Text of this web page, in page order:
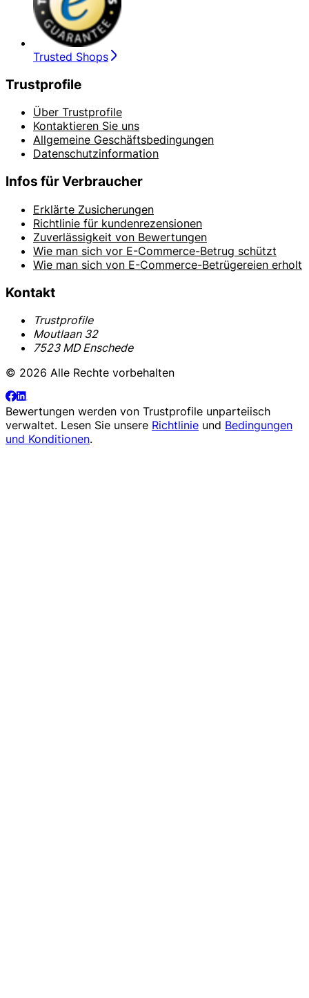
Trusted Shops
Trustprofile
Über Trustprofile
Kontaktieren Sie uns
Allgemeine Geschäftsbedingungen
Datenschutzinformation
Infos für Verbraucher
Erklärte Zusicherungen
Richtlinie für kundenrezensionen
Zuverlässigkeit von Bewertungen
Wie man sich vor E-Commerce-Betrug schützt
Wie man sich von E-Commerce-Betrügereien erholt
Kontakt
Trustprofile
Moutlaan 32
7523 MD Enschede
© 2026 Alle Rechte vorbehalten
Bewertungen werden von Trustprofile unparteiisch
verwaltet. Lesen Sie unsere Richtlinie und Bedingungen
und Konditionen.